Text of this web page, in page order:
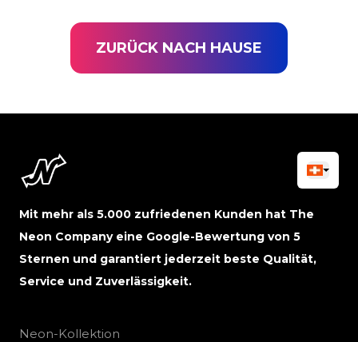
ZURÜCK NACH HAUSE
Mit mehr als 5.000 zufriedenen Kunden hat The
Neon Company eine Google-Bewertung von 5
Sternen und garantiert jederzeit beste Qualität,
Service und Zuverlässigkeit.
Neon-Kollektion